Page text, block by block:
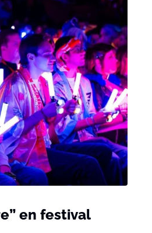
en festival